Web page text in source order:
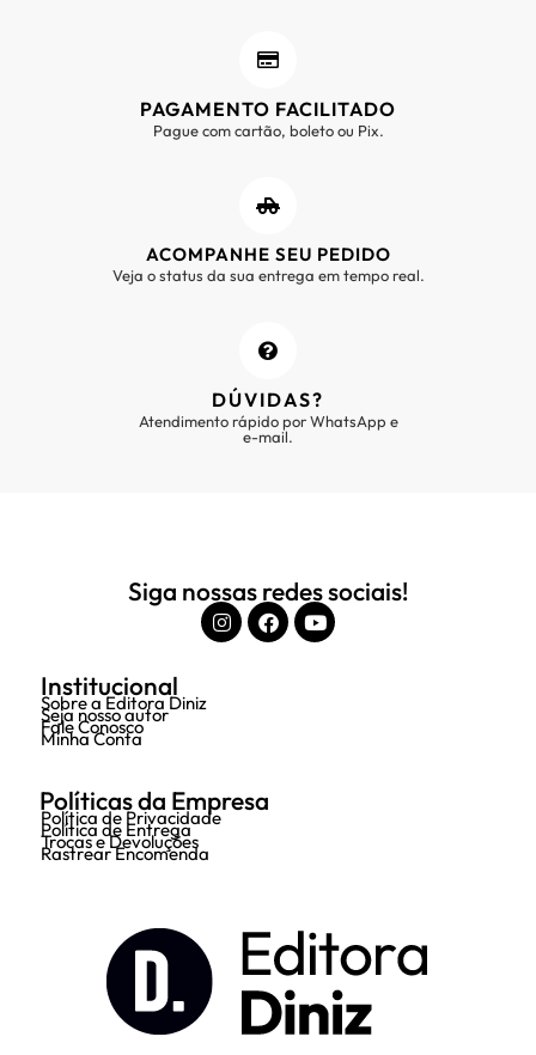
PAGAMENTO FACILITADO
Pague com cartão, boleto ou Pix.
ACOMPANHE SEU PEDIDO
Veja o status da sua entrega em tempo real.
DÚVIDAS?
Atendimento rápido por WhatsApp e
e-mail.
Siga nossas redes sociais!
Institucional
Sobre a Editora Diniz
Seja nosso autor
Fale Conosco
Minha Conta
Políticas da Empresa
Política de Privacidade
Política de Entrega
Trocas e Devoluções
Rastrear Encomenda